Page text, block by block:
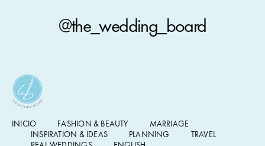
@the_wedding_board
INICIO FASHION & BEAUTY
MARRIAGE
INSPIRATION & IDEAS
PLANNING
TRAVEL